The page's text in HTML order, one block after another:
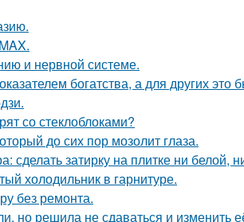
и нервной системе.
богатства, а для других
со стеклоблоками?
до сих пор мозолит глаза.
затирку на плитке ни белой,
холодильник в гарнитуре.
без ремонта.
но решила не сдаваться и изменить